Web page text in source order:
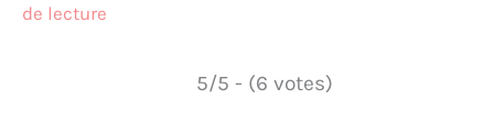
de lecture
5/5 - (6 votes)